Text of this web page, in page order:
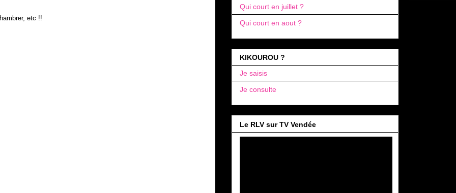
etc !!
Qui court en juillet ?
Qui court en aout ?
KIKOUROU ?
Je saisis
Je consulte
Le RLV sur TV Vendée